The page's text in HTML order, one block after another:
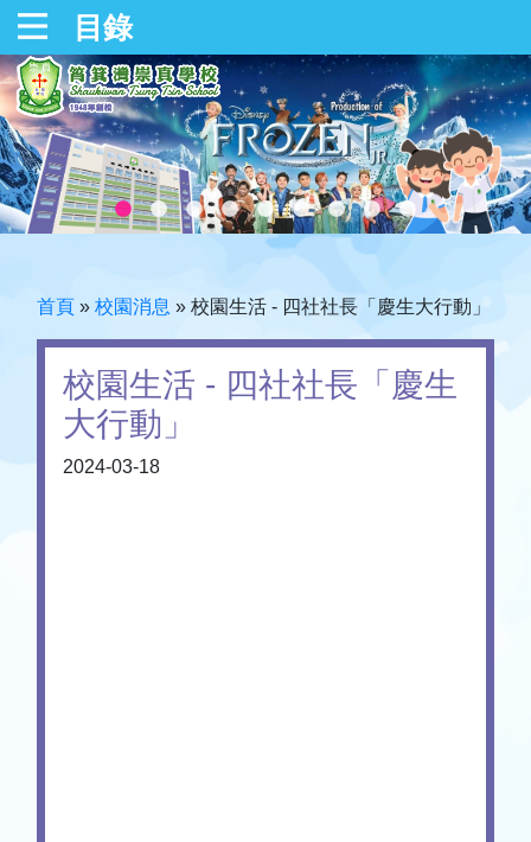
目錄
首頁 » 校園消息 » 校園生活 - 四社社長「慶生大行動」
校園生活 - 四社社長「慶生
大行動」
2024-03-18